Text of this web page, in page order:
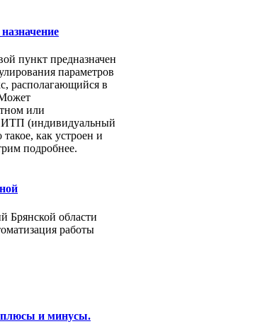
пункт предназначен
параметров
располагающийся в
или
ИТП (индивидуальный
как устроен и
подробнее.
Брянской области
работы
и минусы.